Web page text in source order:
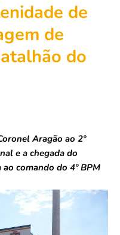
de
de
do
Aragão ao 2º
e a chegada do
comando do 4º BPM